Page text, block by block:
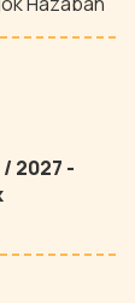
2027 -